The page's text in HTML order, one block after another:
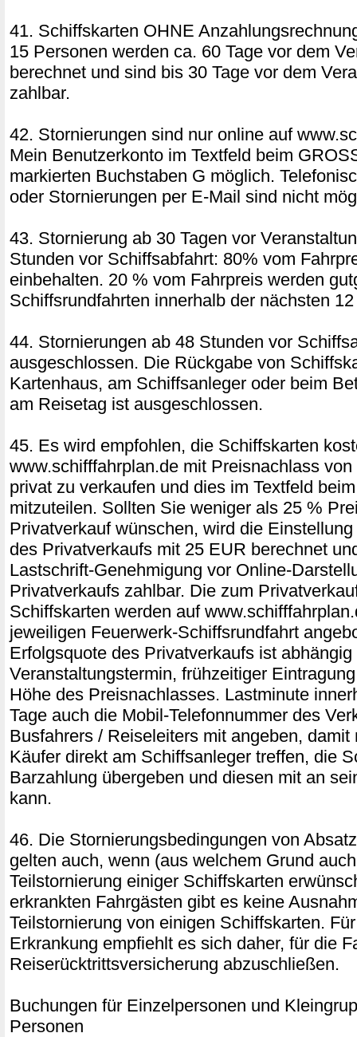
41. Schiffskarten OHNE
15 Personen werden ca. 60 Tage vor dem
berechnet und sind bis 30 Tage vor dem
zahlbar.
42. Stornierungen sind nur online auf
Mein Benutzerkonto im Textfeld beim
markierten Buchstaben G möglich.
oder Stornierungen per E-Mail sind nicht
43. Stornierung ab 30 Tagen vor
Stunden vor Schiffsabfahrt: 80% vom
einbehalten. 20 % vom Fahrpreis werden
Schiffsrundfahrten innerhalb der nächsten
44. Stornierungen ab 48 Stunden vor
ausgeschlossen. Die Rückgabe von
Kartenhaus, am Schiffsanleger oder beim
am Reisetag ist ausgeschlossen.
45. Es wird empfohlen, die Schiffskarten
www.schifffahrplan.de mit Preisnachlass
privat zu verkaufen und dies im Textfeld
mitzuteilen. Sollten Sie weniger als 25 %
Privatverkauf wünschen, wird die
des Privatverkaufs mit 25 EUR berechnet
Lastschrift-Genehmigung vor Online-
Privatverkaufs zahlbar. Die zum
Schiffskarten werden auf
jeweiligen Feuerwerk-Schiffsrundfahrt
Erfolgsquote des Privatverkaufs ist abhängig
Veranstaltungstermin, frühzeitiger
Höhe des Preisnachlasses. Lastminute
Tage auch die Mobil-Telefonnummer des
Busfahrers / Reiseleiters mit angeben, damit
Käufer direkt am Schiffsanleger treffen, die
Barzahlung übergeben und diesen mit an
kann.
46. Die Stornierungsbedingungen von
gelten auch, wenn (aus welchem Grund
Teilstornierung einiger Schiffskarten
erkrankten Fahrgästen gibt es keine
Teilstornierung von einigen Schiffskarten.
Erkrankung empfiehlt es sich daher, für die
Reiserücktrittsversicherung abzuschließen.
Buchungen für Einzelpersonen und
Personen